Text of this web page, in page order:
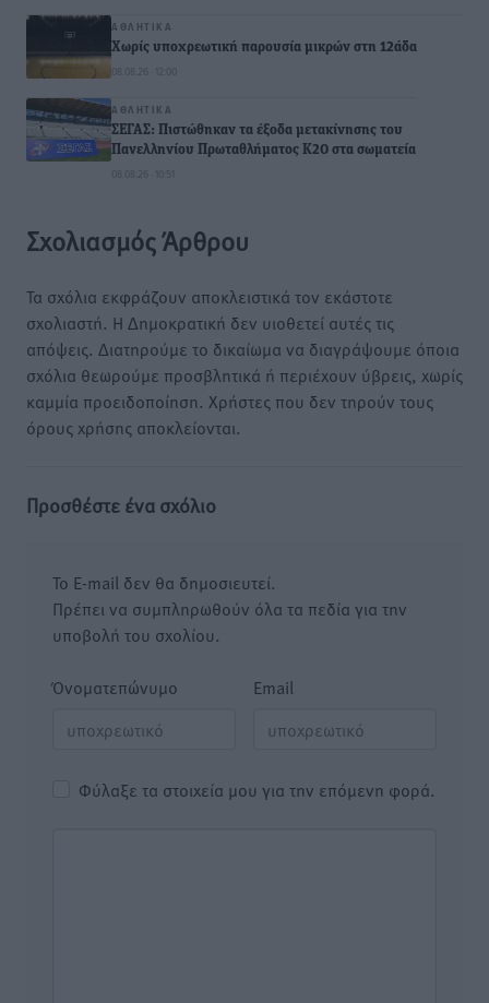
ΑΘΛΗΤΙΚΆ
Χωρίς υποχρεωτική παρουσία μικρών στη 12άδα
08.08.26 · 12:00
ΑΘΛΗΤΙΚΆ
ΣΕΓΑΣ: Πιστώθηκαν τα έξοδα μετακίνησης του
Πανελληνίου Πρωταθλήματος Κ20 στα σωματεία
08.08.26 · 10:51
Σχολιασμός Άρθρου
Τα σχόλια εκφράζουν αποκλειστικά τον εκάστοτε
σχολιαστή. Η Δημοκρατική δεν υιοθετεί αυτές τις
απόψεις. Διατηρούμε το δικαίωμα να διαγράψουμε όποια
σχόλια θεωρούμε προσβλητικά ή περιέχουν ύβρεις, χωρίς
καμμία προειδοποίηση. Χρήστες που δεν τηρούν τους
όρους χρήσης αποκλείονται.
Προσθέστε ένα σχόλιο
Το E-mail δεν θα δημοσιευτεί.
Πρέπει να συμπληρωθούν όλα τα πεδία για την
υποβολή του σχολίου.
Όνοματεπώνυμο Email
Φύλαξε τα στοιχεία μου για την επόμενη φορά.